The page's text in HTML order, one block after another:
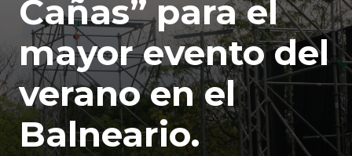
Cañas” para el
mayor evento del
verano en el
Balneario.